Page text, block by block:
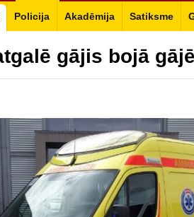
Policija Akadēmija Satiksme
gājis bojā